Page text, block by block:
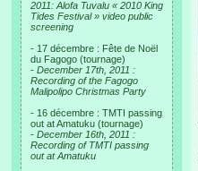
2011: Alofa Tuvalu « 2010 King
Tides Festival » video public
screening
- 17 décembre : Fête de Noël
du Fagogo (tournage)
- December 17th, 2011 :
Recording of the Fagogo
Malipolipo Christmas Party
- 16 décembre : TMTI passing
out at Amatuku (tournage)
- December 16th, 2011 :
Recording of TMTI passing
out at Amatuku